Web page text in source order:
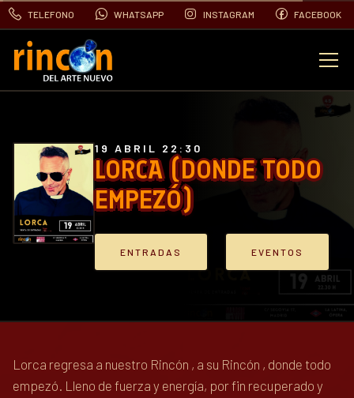
TELEFONO WHATSAPP INSTAGRAM FACEBOOK
LORCA (DONDE TODO
EMPEZÓ)
19 ABRIL 22:30
ENTRADAS EVENTOS
Lorca regresa a nuestro Rincón , a su Rincón , donde todo
empezó. Lleno de fuerza y energía, por fin recuperado y
EVENTOS
CONTACTO